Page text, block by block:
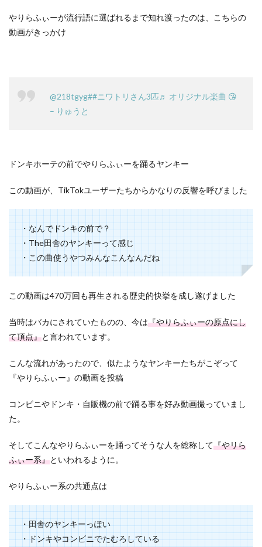
やりらふぃーが流行語に選ばれるまで知れ渡ったのは、こちらの
動画がきっかけ
@218tgyg##ニワトリさん3匹♬ オリジナル楽曲 😘
– りゅうと
ドンキホーテの前でやりらふぃーを踊るヤンキー
この動画が、TikTokユーザーたちからかなりの反響を呼びました
・なんでドンキの前で？
・The田舎のヤンキーって感じ
・この曲使うやつみんなこんなんだね
この動画は470万回も再生される歴史的快挙を成し遂げました
当時はバカにされていたものの、今は『やりらふぃーの原点にし
て頂点』と言われています。
こんな流れがあったので、似たようなヤンキーたちがこぞって
『やりらふぃー』の動画を投稿
コンビニやドンキ・自販機の前で踊る事を好み動画撮っていまし
た。
そしてこんなやりらふぃーを踊ってそうな人を総称して『やリら
ふぃー系』といわれるように。
やりらふぃー系の共通点は
・田舎のヤンキーっぽい
・ドンキやコンビニでたむろしている